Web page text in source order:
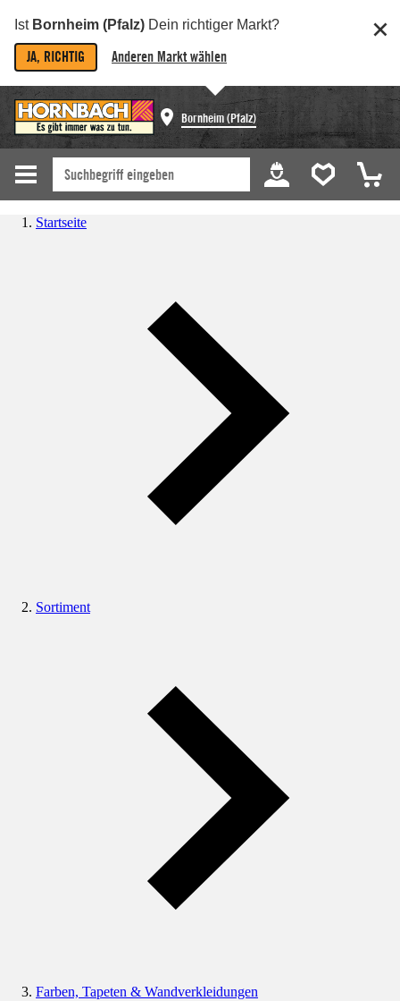
Ist Bornheim (Pfalz) Dein richtiger Markt?
JA, RICHTIG Anderen Markt wählen
Bornheim (Pfalz)
Startseite
Sortiment
Farben, Tapeten & Wandverkleidungen